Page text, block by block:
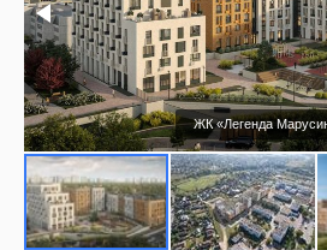
ЖК «Легенда
Визуализация